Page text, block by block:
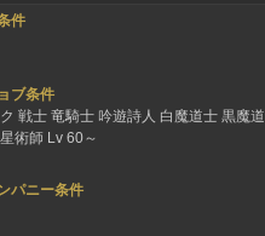
件
ブ条件
戦士 竜騎士 吟遊詩人 白魔道士 黒魔
術師 Lv 60～
パニー条件